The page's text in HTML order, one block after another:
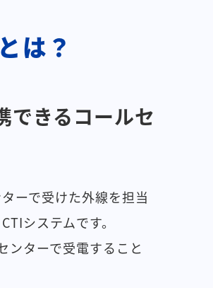
は？
できるコールセ
ーで受けた外線を担当
システムです。
ンターで受電すること